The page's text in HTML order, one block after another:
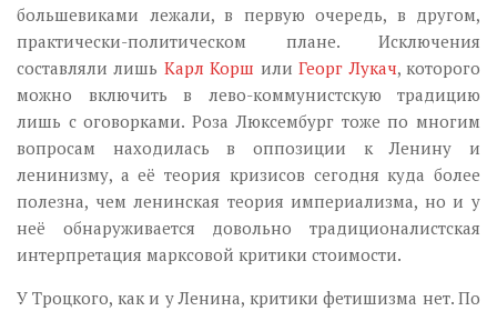
большевиками лежали, в первую очередь, в другом,
практически-политическом плане. Исключения
составляли лишь Карл Корш илиГеорг Лукач, которого
можно включить в лево-коммунистскую традицию
лишь с оговорками. Роза Люксембург тоже по многим
вопросам находилась в оппозиции к Ленину и
ленинизму, а её теория кризисов сегодня куда более
полезна, чем ленинская теория империализма, но и у
неё обнаруживается довольно традиционалистская
интерпретация марксовой критики стоимости.
У Троцкого, как и у Ленина, критики фетишизма нет. По